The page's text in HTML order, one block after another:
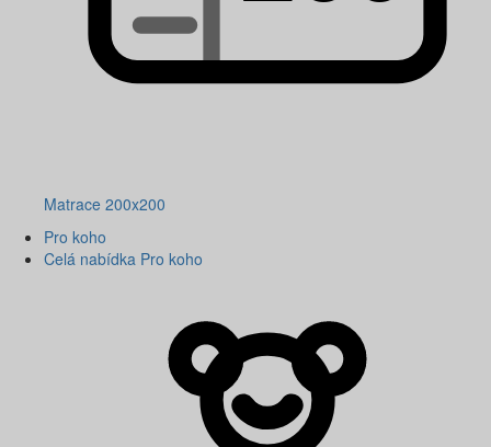
Matrace 200x200
Pro koho
Celá nabídka Pro koho